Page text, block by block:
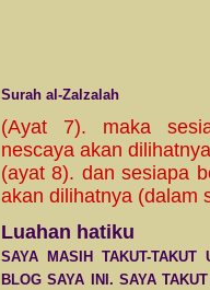
Surah al-Zalzalah
(Ayat 7). maka
nescaya akan
(ayat 8). dan sesiapa
akan dilihatnya (dalam
Luahan hatiku
SAYA MASIH TAKUT-TAKUT
BLOG SAYA INI. SAYA